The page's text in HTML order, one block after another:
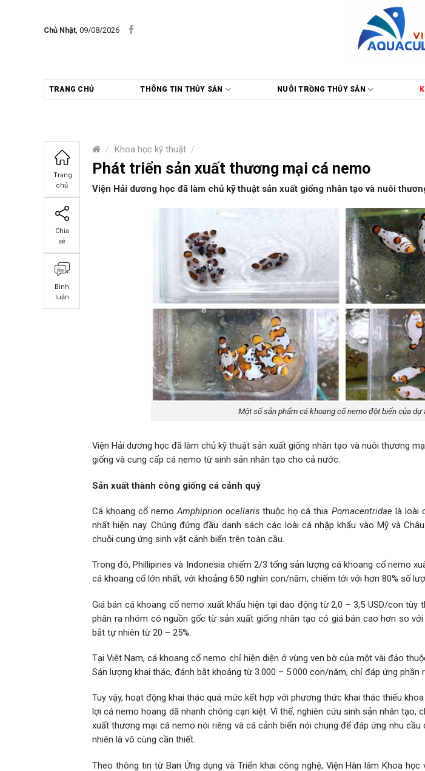
Chủ Nhật, 09/08/2026
TRANG CHỦ THÔNG TIN THỦY SẢN NUÔI TRỒNG THỦY SẢN
/ Khoa học kỹ thuật /
Trang
chủ
Chia
sẻ
Bình
luận
Phát triển sản xuất thương mại cá nemo
Viện Hải dương học đã làm chủ kỹ thuật sản xuất giống nhân tạo và nuôi
Một số sản phẩm cá khoang cổ nemo đột biến của dự
Viện Hải dương học đã làm chủ kỹ thuật sản xuất giống nhân tạo và nuôi thương
giống và cung cấp cá nemo từ sinh sản nhân tạo cho cả nước.
Sản xuất thành công giống cá cảnh quý
Cá khoang cổ nemoAmphiprion ocellaris thuộc họ cá thia Pomacentridae là loài
nhất hiện nay. Chúng đứng đầu danh sách các loài cá nhập khẩu vào Mỹ và
chuỗi cung ứng sinh vật cảnh biển trên toàn cầu.
Trong đó, Phillipines và Indonesia chiếm 2/3 tổng sản lượng cá khoang cổ nemo
cá khoang cổ lớn nhất, với khoảng 650 nghìn con/năm, chiếm tới với hơn 80% số
Giá bán cá khoang cổ nemo xuất khẩu hiện tại dao động từ 2,0 – 3,5 USD/con
phân ra nhóm có nguồn gốc từ sản xuất giống nhân tạo có giá bán cao hơn so
bắt tự nhiên từ 20 – 25%.
Tại Việt Nam, cá khoang cổ nemo chỉ hiện diện ở vùng ven bờ của một vài đảo
Sản lượng khai thác, đánh bắt khoảng từ 3.000 – 5.000 con/năm, chỉ đáp ứng
Tuy vậy, hoạt động khai thác quá mức kết hợp với phương thức khai thác thiếu
lợi cá nemo hoang dã nhanh chóng cạn kiệt. Vì thế, nghiên cứu sinh sản nhân tạo,
xuất thương mại cá nemo nói riêng và cá cảnh biển nói chung để đáp ứng nhu
nhiên là vô cùng cần thiết.
Theo thông tin từ Ban Ứng dụng và Triển khai công nghệ, Viện Hàn lâm Khoa học